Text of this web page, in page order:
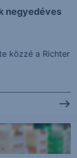
negyedéves
közzé a Richter